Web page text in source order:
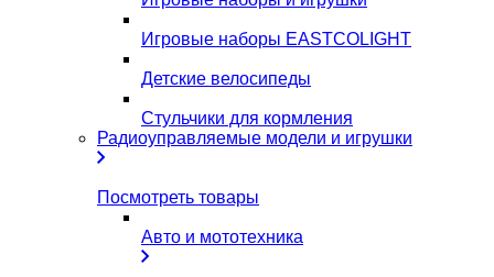
Игровые наборы EASTCOLIGHT
Детские велосипеды
Стульчики для кормления
Радиоуправляемые модели и игрушки
Посмотреть товары
Авто и мототехника